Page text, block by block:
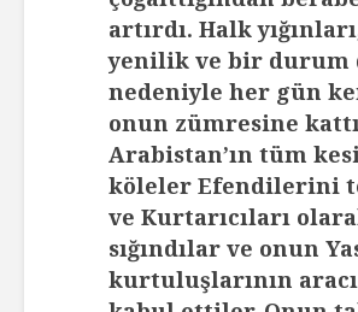
artırdı. Halk
yenilik ve bir durum
nedeniyle her gün
onun zümresine
Arabistan’ın tüm
köleler Efendilerini
ve Kurtarıcıları
sığındılar ve onun
kurtuluşlarının